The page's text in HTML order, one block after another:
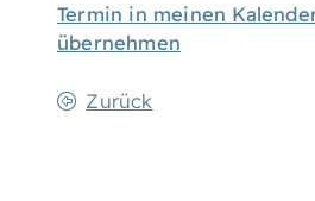
Termin in meinen
übernehmen
Zurück